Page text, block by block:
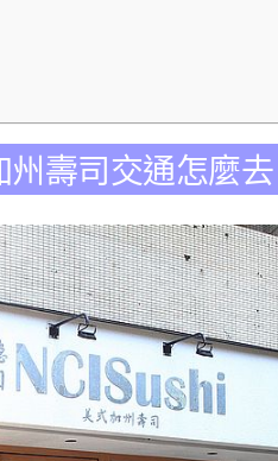
州壽司交通怎麼去